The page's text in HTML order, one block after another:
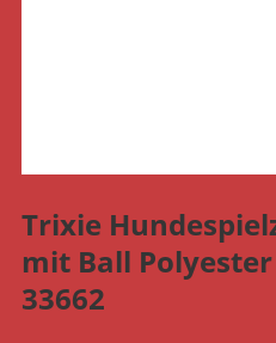
Trixie
mit Ball
33662